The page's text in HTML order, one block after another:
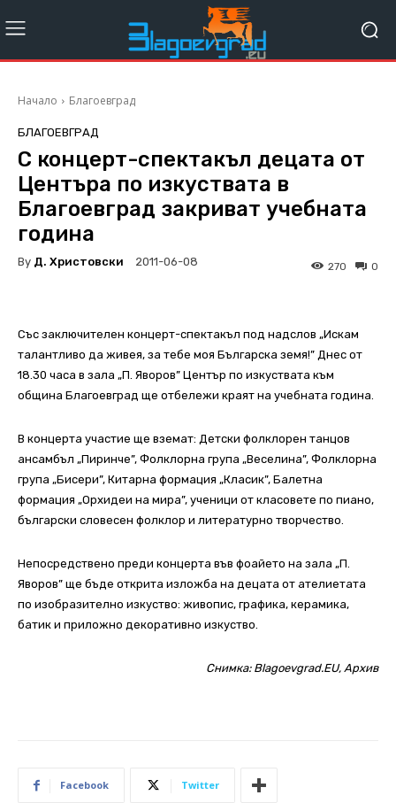
Начало Благоевград
БЛАГОЕВГРАД
С концерт-спектакъл децата от
Центъра по изкуствата в
Благоевград закриват учебната
година
By Д. Христовски 2011-06-08 0
270
Със заключителен концерт-спектакъл под надслов „Искам
талантливо да живея, за тебе моя Българска земя!” Днес от
18.30 часа в зала „П. Яворов” Център по изкуствата към
община Благоевград ще отбележи краят на учебната година.
В концерта участие ще вземат: Детски фолклорен танцов
ансамбъл „Пиринче”, Фолклорна група „Веселина”, Фолклорна
група „Бисери”, Китарна формация „Класик”, Балетна
формация „Орхидеи на мира”, ученици от класовете по пиано,
български словесен фолклор и литературно творчество.
Непосредствено преди концерта във фоайето на зала „П.
Яворов” ще бъде открита изложба на децата от ателиетата
по изобразително изкуство: живопис, графика, керамика,
батик и приложно декоративно изкуство.
Снимка: Blagoevgrad.EU, Архив
Facebook Twitter